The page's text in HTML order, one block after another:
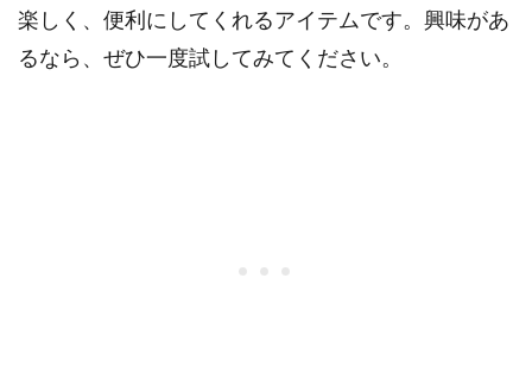
楽しく、便利にしてくれるアイテムです。興味があ
るなら、ぜひ一度試してみてください。